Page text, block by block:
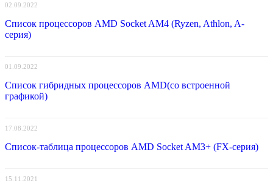
02.09.2022
Список процессоров AMD Socket AM4 (Ryzen, Athlon, A-
серия)
01.09.2022
Список гибридных процессоров AMD(со встроенной
графикой)
17.08.2022
Список-таблица процессоров AMD Socket AM3+ (FX-серия)
15.11.2021